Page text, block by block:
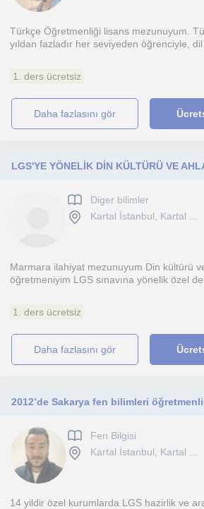
Türkçe Öğretmenliği lisans mezunuyum.
yıldan fazladır her seviyeden öğrenciyle, dil
1. ders ücretsiz
daha fazlasını gör
LGS'YE YÖNELİK DİN KÜLTÜRÜ VE
Diger bilimler
Kartal İstanbul, Kartal ...
Marmara ilahiyat mezunuyum Din kültürü
öğretmeniyim LGS sınavına yönelik özel
1. ders ücretsiz
daha fazlasını gör
Fen Bilgisi
Kartal İstanbul, Kartal ...
14 yildir özel kurumlarda LGS hazirlik ve